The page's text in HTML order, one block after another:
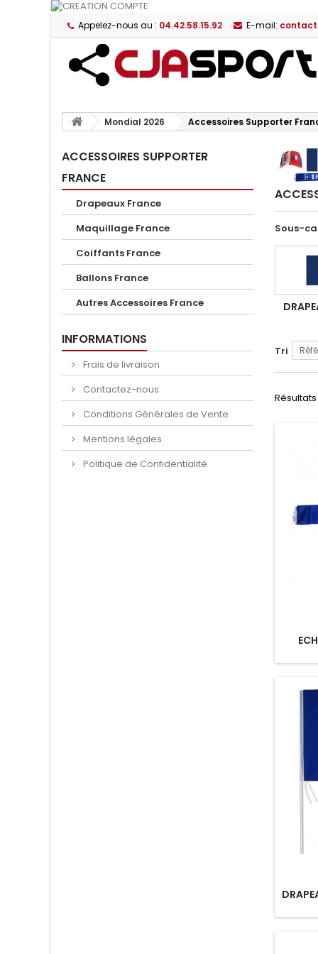
Appelez-nous au : 04.42.58.15.92 E-mail:
Mondial 2026 Accessoires Supporter
ACCESSOIRES SUPPORTER
FRANCE
Drapeaux France
Maquillage France
Coiffants France
Ballons France
Autres Accessoires France
INFORMATIONS
Frais de livraison
Contactez-nous
Conditions Générales de Vente
Mentions légales
Politique de Confidentialité
Sous-
Tri